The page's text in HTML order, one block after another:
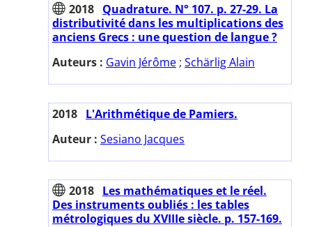
2018 Quadrature. N° 107. p. 27-29. La
distributivité dans les multiplications des
anciens Grecs : une question de langue ?
Auteurs : Gavin Jérôme ; Schärlig Alain
2018 L'Arithmétique de Pamiers.
Auteur : Sesiano Jacques
2018 Les mathématiques et le réel.
Des instruments oubliés : les tables
métrologiques du XVIIIe siècle. p. 157-169.